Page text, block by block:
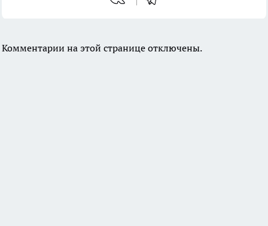
Комментарии на этой странице отключены.